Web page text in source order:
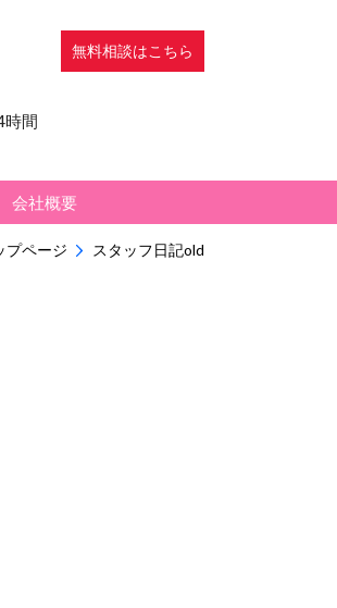
時間
無料相談はこちら
会社概要
プページ スタッフ日記old